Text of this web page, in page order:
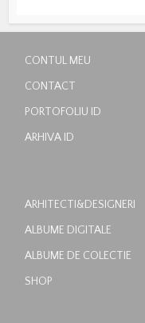
CONTUL MEU
CONTACT
PORTOFOLIU ID
ARHIVA ID
ARHITECTI&DESIGNERI
ALBUME DIGITALE
ALBUME DE COLECTIE
SHOP